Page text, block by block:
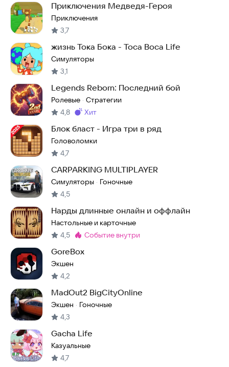
Приключения Медведя-Героя
Приключения
3,7
жизнь Тока Бока - Toca Boca Life
Симуляторы
3,1
Legends Reborn: Последний бой
Ролевые · Стратегии
4,8 Метка
хит
Блок бласт - Игра три в ряд
Головоломки
4,7
CARPARKING MULTIPLAYER
Симуляторы · Гоночные
4,5
Нарды длинные онлайн и оффлайн
Настольные и карточные
4,5 Метка:
событие внутри
GoreBox
Экшен
4,2
MadOut2 BigCityOnline
Экшен · Гоночные
4,3
Gacha Life
Казуальные
4,7